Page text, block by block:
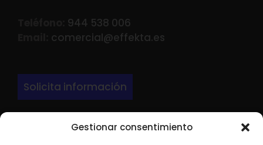
Gestionar consentimiento
944 538 006
comercial@effekta.es
Solicita información